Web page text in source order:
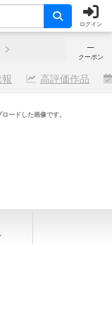
ログイン
─
クーポン
高評価作品
ードした画像です。